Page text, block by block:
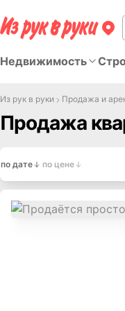
Недвижимость
Из рук в руки Продажа и
Продажа
по дате по цене